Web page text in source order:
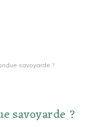
savoyarde ?
savoyarde ?